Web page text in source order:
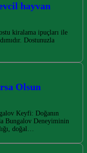
hayvan
kiralama ipuçları ile
Dostunuzla
Olsun
Keyfi: Doğanın
Bungalov Deneyiminin
doğal…